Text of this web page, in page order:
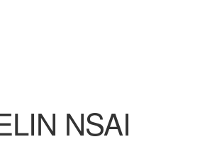
NSAI